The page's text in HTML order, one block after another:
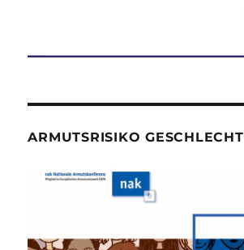
ARMUTSRISIKO GESCHLECHT